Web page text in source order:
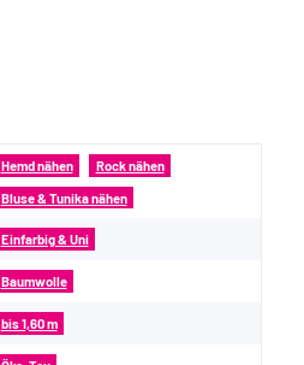
Hemd nähen Rock nähen
Bluse & Tunika nähen
Einfarbig & Uni
Baumwolle
bis 1,60 m